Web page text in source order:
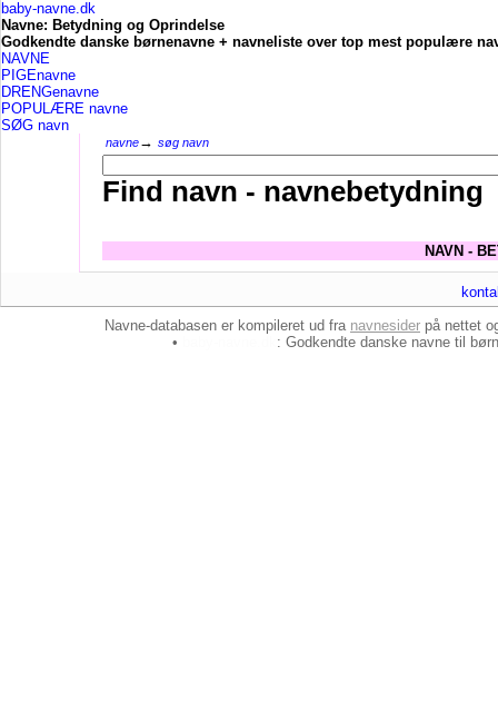
baby-navne.dk
Navne: Betydning og Oprindelse
Godkendte danske børnenavne + navneliste over top mest populære
NAVNE
PIGEnavne
DRENGenavne
POPULÆRE navne
SØG navn
navne→ søg navn
Find navn - navnebetydning
NAVN -
Navne-databasen er kompileret ud fra navnesider på nettet
•
: Godkendte danske navne til børn